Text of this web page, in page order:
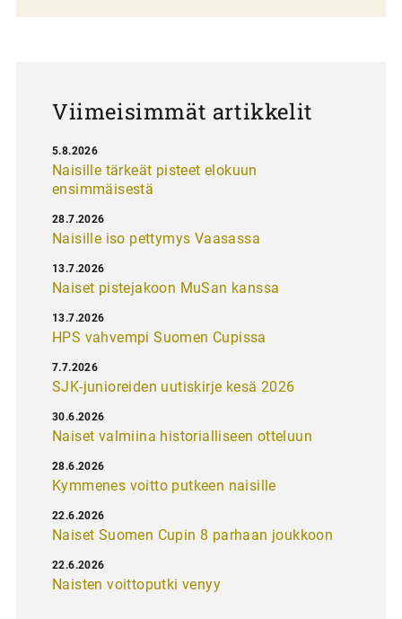
Viimeisimmät artikkelit
Naisille tärkeät pisteet elokuun
ensimmäisestä
5.8.2026
Naisille iso pettymys Vaasassa
28.7.2026
Naiset pistejakoon MuSan kanssa
13.7.2026
HPS vahvempi Suomen Cupissa
13.7.2026
SJK-junioreiden uutiskirje kesä 2026
7.7.2026
Naiset valmiina historialliseen otteluun
30.6.2026
Kymmenes voitto putkeen naisille
28.6.2026
Naiset Suomen Cupin 8 parhaan joukkoon
22.6.2026
Naisten voittoputki venyy
22.6.2026